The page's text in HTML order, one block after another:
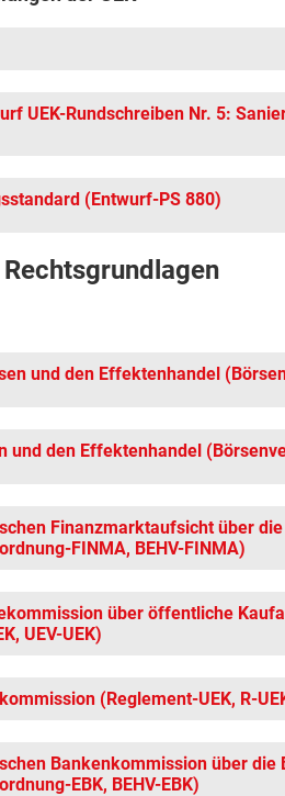
UEK-Rundschreiben Nr. 5:
(Entwurf-PS 880)
und den Effektenhandel
und den Effektenhandel
Finanzmarktaufsicht über
FINMA, BEHV-FINMA)
über öffentliche
UEV-UEK)
(Reglement-UEK, R-
Bankenkommission über die
EBK, BEHV-EBK)